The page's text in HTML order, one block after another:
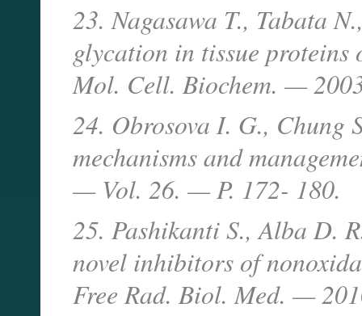
23. Nagasawa T., Tabata
glycation in tissue
Mol. Cell. Biochem. —
24. Obrosova I. G., Chung
mechanisms and
— Vol. 26. — P. 172- 180.
25. Pashikanti S., Alba D.
novel inhibitors of
Free Rad. Biol. Med. —